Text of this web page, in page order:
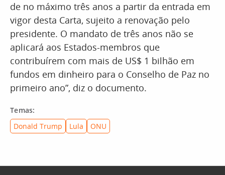
de no máximo três anos a partir da entrada em
vigor desta Carta, sujeito a renovação pelo
presidente. O mandato de três anos não se
aplicará aos Estados-membros que
contribuírem com mais de US$ 1 bilhão em
fundos em dinheiro para o Conselho de Paz no
primeiro ano”, diz o documento.
Temas:
Donald Trump
Lula ONU